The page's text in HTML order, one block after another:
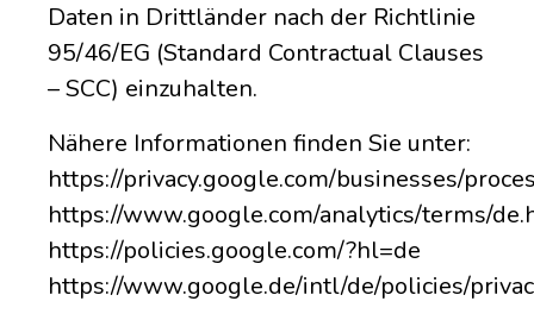
Daten in Drittländer nach der Richtlinie
95/46/EG (Standard Contractual Clauses
– SCC) einzuhalten.
Nähere Informationen finden Sie unter:
https://privacy.google.com/businesses/
https://www.google.com/analytics/terms/
https://policies.google.com/?hl=de
https://www.google.de/intl/de/policies/